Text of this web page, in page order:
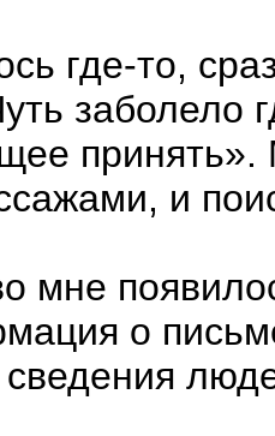
где-то,
заболело
и
мне
о